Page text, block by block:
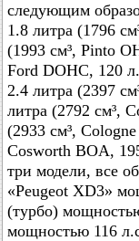
следующим
1.8 литра (1796
(1993 см³, Pinto
Ford DOHC, 120
2.4 литра (2397
литра (2792 см³,
(2933 см³,
Cosworth BOA,
три модели, все
«Peugeot XD3»
(турбо)
мощностью 116